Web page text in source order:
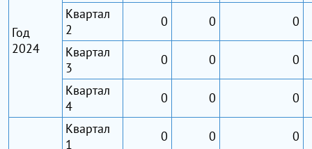
Год
2024
Квартал
2
0 0
0
Квартал
3
0 0
0
Квартал
4
0 0
0
Квартал
1
0 0 0